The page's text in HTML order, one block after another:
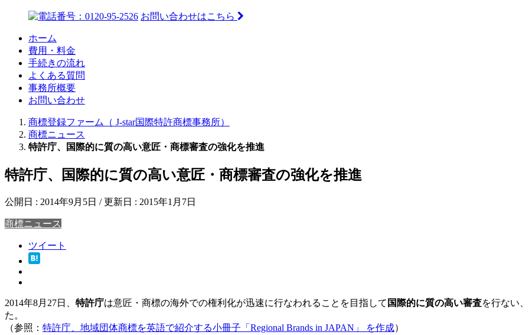
お問い合わせはこちら
ホーム
費用・料金
手続きの流れ
よくある質問
事務所概要
お問い合わせ
商標登録ファーム（ J-star国際特許商標事務所）
商標ニュース
特許庁、国際的に質の高い意匠・商標審査の強化を推進
特許庁、国際的に質の高い意匠・商標審査の強化を推進
公開日 : 2014年9月5日 / 更新日 : 2015年1月7日
商標ニュース
ツイート
2014年8月27日、 特許庁は意匠・商標の海外での権利化が迅速に行なわれることを目指して 国際的に質の高い審査を行ない
た。
（参照： 特許庁、地域団体商標を英語で紹介する小冊子「Regional Brands in JAPAN」 を作成）